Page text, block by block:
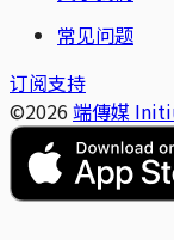
常见问题
订阅支持
©2026 端傳媒